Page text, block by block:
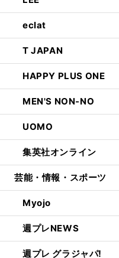
eclat
T JAPAN
HAPPY PLUS ONE
MEN'S NON-NO
UOMO
集英社オンライン
芸能・情報・スポーツ
Myojo
週プレNEWS
週プレ グラジャパ!